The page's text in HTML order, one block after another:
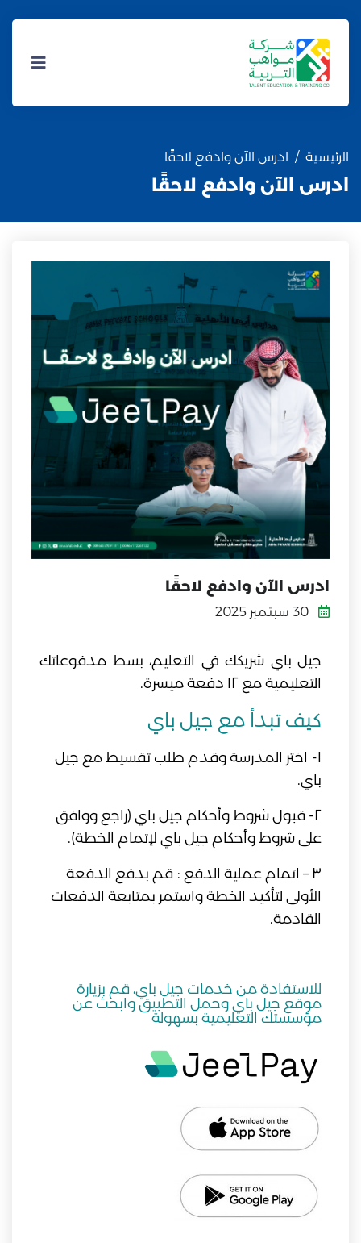
الرئيسية ادرس الآن وادفع لاحقًا
ادرس الآن وادفع لاحقًا
ادرس الآن وادفع لاحقًا
جيل باي شريكك في التعليم، بسط مدفوعاتك
التعليمية مع ١٢ دفعة ميسرة.
كيف تبدأ مع جيل باي
١- اختر المدرسة وقدم طلب تقسيط مع جيل
باي.
٢- قبول شروط وأحكام جيل باي (راجع ووافق
على شروط وأحكام جيل باي لإتمام الخطة).
٣ – اتمام عملية الدفع : قم بدفع الدفعة
الأولى لتأكيد الخطة واستمر بمتابعة الدفعات
القادمة.
للاستفادة من خدمات جيل باي، قم بزيارة
موقع جيل باي وحمل التطبيق وابحث عن
مؤسستك التعليمية بسهولة